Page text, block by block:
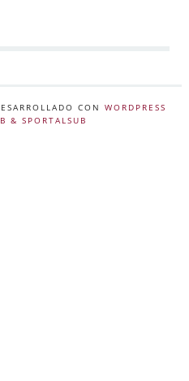
CON WORDPRESS
& SPORTALSUB